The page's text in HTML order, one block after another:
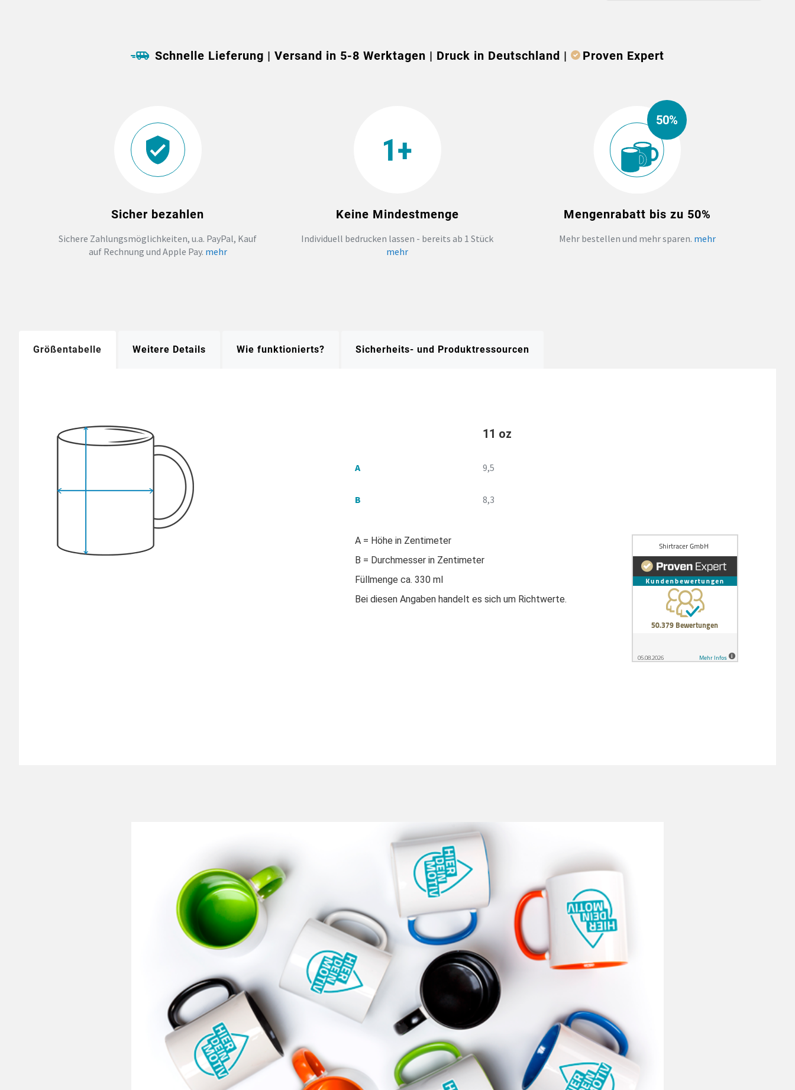
Schnelle Lieferung | Versand in 5-8 Werktagen | Druck in Deutschland | Proven Expert
Sicher bezahlen
Sichere Zahlungsmöglichkeiten, u.a. PayPal, Kauf
auf Rechnung und Apple Pay. mehr
Keine Mindestmenge
Individuell bedrucken lassen - bereits ab 1 Stück
mehr
50%
Mengenrabatt bis zu 50%
Mehr bestellen und mehr sparen. mehr
Größentabelle Weitere Details Wie funktionierts? Sicherheits- und Produktressourcen
11 oz
A 9,5
B 8,3
A = Höhe in Zentimeter
B = Durchmesser in Zentimeter
Füllmenge ca. 330 ml
Bei diesen Angaben handelt es sich um Richtwerte.